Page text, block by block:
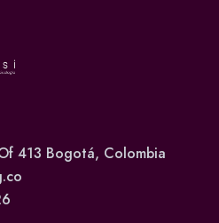
413 Bogotá, Colombia